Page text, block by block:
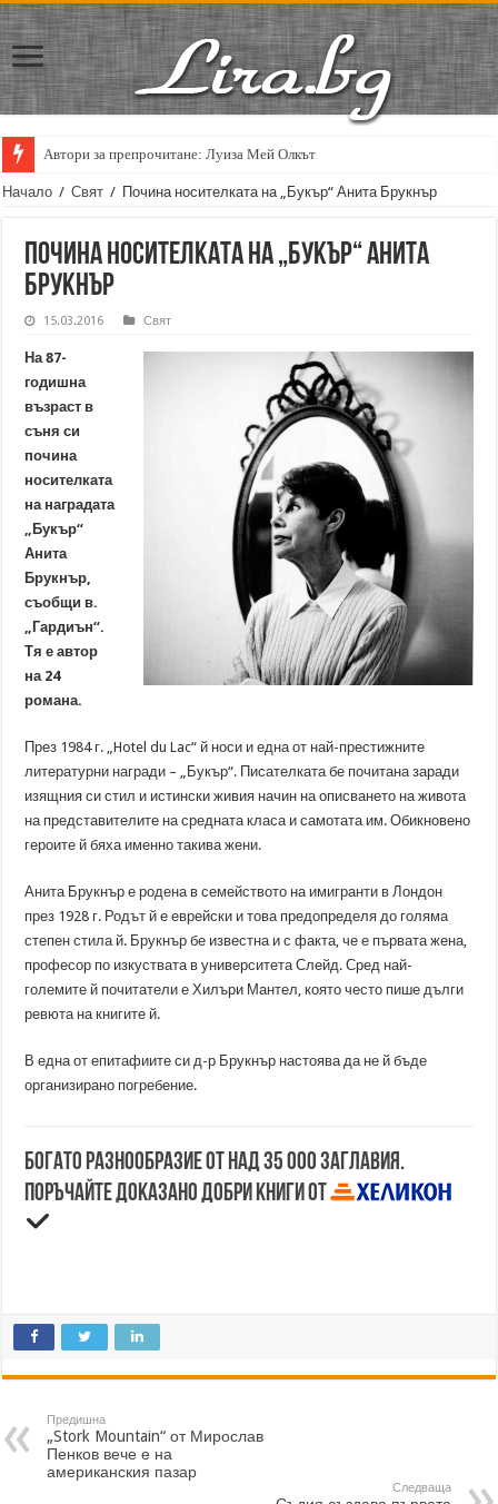
Автори за препрочитане: Луиза Мей Олкът
Кирил Кадийски: „Плачът на големия поет винаги е и сила, и
Начало / Свят / Почина носителката на „Букър“ Анита Брукнър
Почина носителката на „Букър“ Анита
Брукнър
15.03.2016 Свят
На 87-
годишна
възраст в
съня си
почина
носителката
на наградата
„Букър“
Анита
Брукнър,
съобщи в.
„Гардиън“.
Тя е автор
на 24
романа.
През 1984 г. „Hotel du Lac“ й носи и една от най-престижните
литературни награди – „Букър“. Писателката бе почитана заради
изящния си стил и истински живия начин на описването на живота
на представителите на средната класа и самотата им. Обикновено
героите й бяха именно такива жени.
Анита Брукнър е родена в семейството на имигранти в Лондон
през 1928 г. Родът й е еврейски и това предопределя до голяма
степен стила й. Брукнър бе известна и с факта, че е първата жена,
професор по изкуствата в университета Слейд. Сред най-
големите й почитатели е Хилъри Мантел, която често пише дълги
ревюта на книгите й.
В една от епитафиите си д-р Брукнър настоява да не й бъде
организирано погребение.
Богато разнообразие от над 35 000 заглавия.
Поръчайте доказано добри книги от
Предишна
„Stork Mountain“ от Мирослав
Пенков вече е на
американския пазар
Следваща